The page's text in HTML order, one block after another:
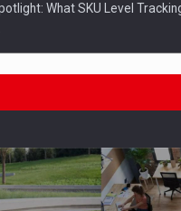
What SKU Level